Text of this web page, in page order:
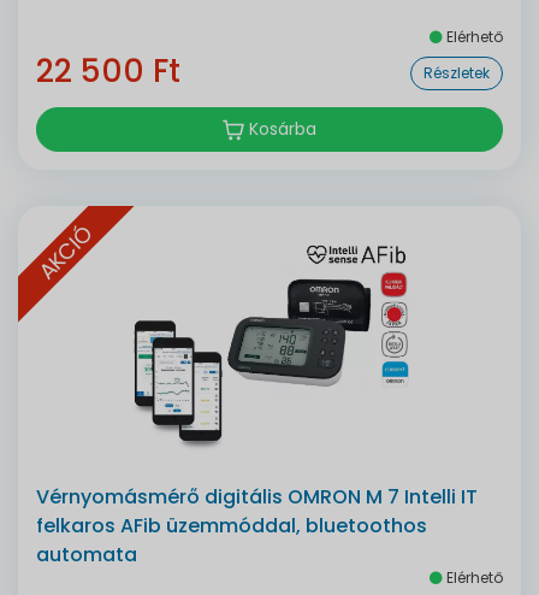
Elérhető
22 500 Ft Részletek
Kosárba
AKCIÓ
Vérnyomásmérő digitális OMRON M 7 Intelli IT
felkaros AFib üzemmóddal, bluetoothos
automata
Elérhető